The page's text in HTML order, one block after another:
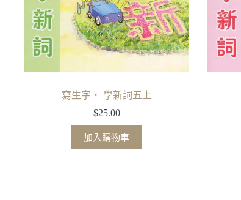
寫生字‧ 學新詞五上
$25.00
加入購物車